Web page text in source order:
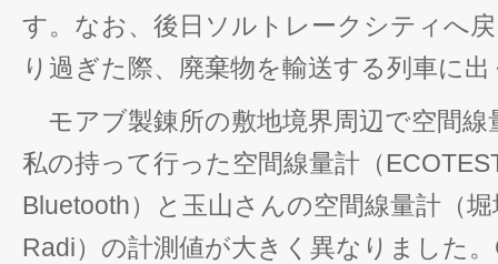
す。なお、後日ソルトレークシティへ
り過ぎた際、廃棄物を輸送する列車に
モアブ製錬所の敷地境界周辺で空間線
私の持って行った空間線量計（
Bluetooth）と玉山さんの空間線量計（
Radi）の計測値が大きく異なりました